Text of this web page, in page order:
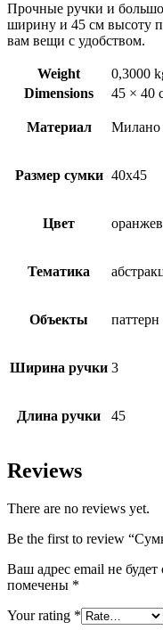
Прочные ручки и
ширину и 45 см высоту
вам вещи с удобством.
Weight
0,3000
Dimensions
45 × 40
Материал Милано
Размер сумки 40х45
Цвет
Тематика
Объекты паттерн
Ширина ручки 3
Длина ручки 45
Reviews
There are no reviews yet.
Be the first to review
Ваш адрес email не будет
помечены *
Your rating *